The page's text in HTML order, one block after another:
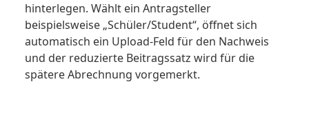
hinterlegen. Wählt ein Antragsteller
beispielsweise „Schüler/Student“, öffnet sich
automatisch ein Upload-Feld für den Nachweis
und der reduzierte Beitragssatz wird für die
spätere Abrechnung vorgemerkt.